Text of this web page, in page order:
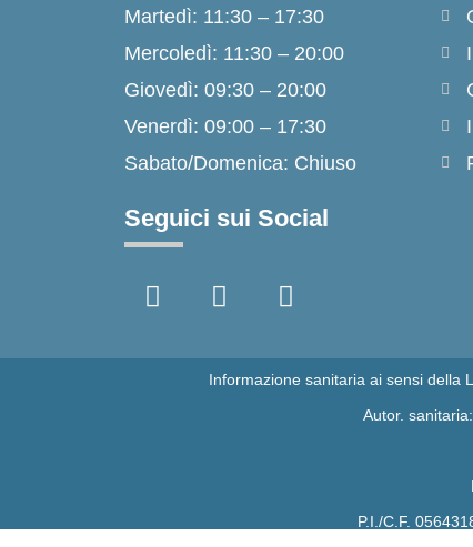
Martedì: 11:30 – 17:30
Mercoledì: 11:30 – 20:00
Giovedì: 09:30 – 20:00
Venerdì: 09:00 – 17:30
Sabato/Domenica: Chiuso
Seguici sui Social
a
e
n
t
a
i
t
o
Informazione sanitaria ai sensi della
Autor.
P.I./C.F.